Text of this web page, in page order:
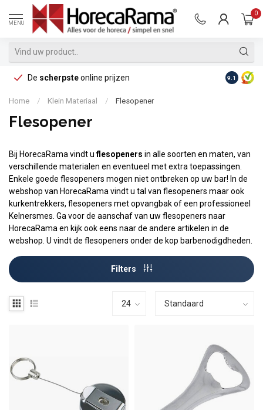
MENU
0
De scherpsteonline prijzen Op
9.1
Home / Klein Materiaal / Flesopener
Flesopener
Bij HorecaRama vindt uflesopeners in alle soorten en maten, van
verschillende materialen en eventueel met extra toepassingen.
Enkele goede flesopeners mogen niet ontbreken op uw bar! In de
webshop van HorecaRama vindt u tal van flesopeners maar ook
kurkentrekkers, flesopeners met opvangbak of een professioneel
Kelnersmes. Ga voor de aanschaf van uw flesopeners naar
HorecaRama en kijk ook eens naar de andere artikelen in de
webshop. U vindt de flesopeners onder de kop barbenodigdheden.
Filters